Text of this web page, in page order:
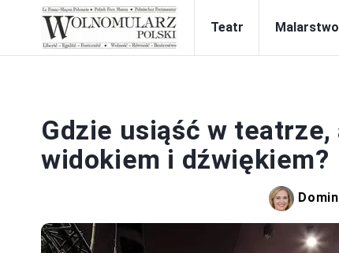
Teatr Malarstwo
Gdzie usiąść w
widokiem i dźwiękiem?